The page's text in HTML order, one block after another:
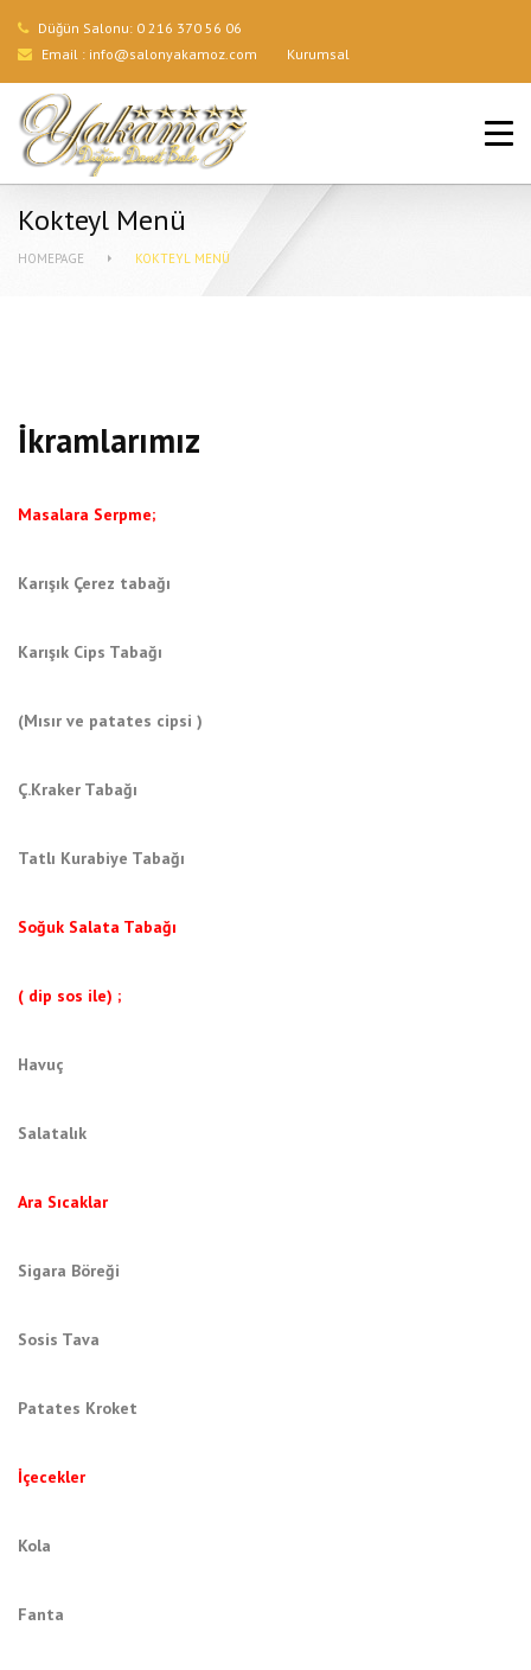
Düğün Salonu: 0 216 370 56 06
Email : info@salonyakamoz.com Kurumsal
ANA SAYFA
HIZMETLERIMIZ
Kokteyl Menü
HOMEPAGE KOKTEYL MENÜ
İkramlarımız
Masalara Serpme;
Karışık Çerez tabağı
Karışık Cips Tabağı
(Mısır ve patates cipsi )
Ç.Kraker Tabağı
Tatlı Kurabiye Tabağı
Soğuk Salata Tabağı
( dip sos ile) ;
Havuç
Salatalık
Ara Sıcaklar
Sigara Böreği
Sosis Tava
Patates Kroket
İçecekler
Kola
Fanta